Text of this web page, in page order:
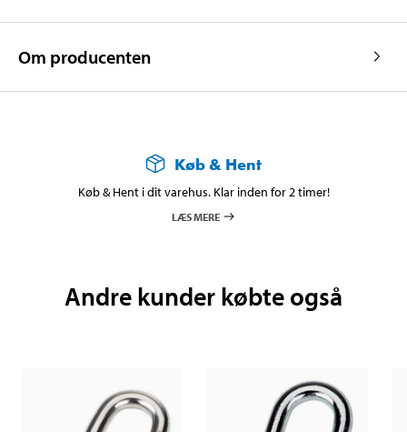
Om producenten
Køb & Hent
Køb & Hent i dit varehus. Klar inden for 2 timer!
LÆS MERE
Andre kunder købte også